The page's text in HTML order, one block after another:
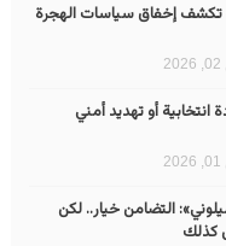
تكشف إخفاق سياسات الهجرة
أو تهديد أمني
التضامن خيار.. لكن
كذلك